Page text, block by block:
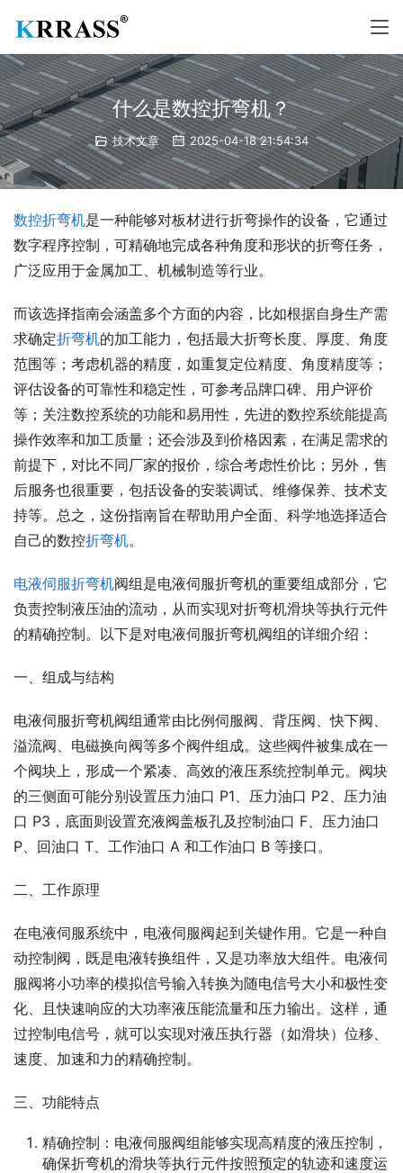
什么是数控折弯机？
技术文章 2025-04-18 21:54:34
数控折弯机是一种能够对板材进行折弯操作的设备，它通过
数字程序控制，可精确地完成各种角度和形状的折弯任务，
广泛应用于金属加工、机械制造等行业。
而该选择指南会涵盖多个方面的内容，比如根据自身生产需
求确定折弯机的加工能力，包括最大折弯长度、厚度、角度
范围等；考虑机器的精度，如重复定位精度、角度精度等；
评估设备的可靠性和稳定性，可参考品牌口碑、用户评价
等；关注数控系统的功能和易用性，先进的数控系统能提高
操作效率和加工质量；还会涉及到价格因素，在满足需求的
前提下，对比不同厂家的报价，综合考虑性价比；另外，售
后服务也很重要，包括设备的安装调试、维修保养、技术支
持等。总之，这份指南旨在帮助用户全面、科学地选择适合
自己的数控折弯机。
电液伺服折弯机阀组是电液伺服折弯机的重要组成部分，它
负责控制液压油的流动，从而实现对折弯机滑块等执行元件
的精确控制。以下是对电液伺服折弯机阀组的详细介绍：
一、组成与结构
电液伺服折弯机阀组通常由比例伺服阀、背压阀、快下阀、
溢流阀、电磁换向阀等多个阀件组成。这些阀件被集成在一
个阀块上，形成一个紧凑、高效的液压系统控制单元。阀块
的三侧面可能分别设置压力油口 P1、压力油口 P2、压力油
口 P3，底面则设置充液阀盖板孔及控制油口 F、压力油口
P、回油口 T、工作油口 A 和工作油口 B 等接口。
二、工作原理
在电液伺服系统中，电液伺服阀起到关键作用。它是一种自
动控制阀，既是电液转换组件，又是功率放大组件。电液伺
服阀将小功率的模拟信号输入转换为随电信号大小和极性变
化、且快速响应的大功率液压能流量和压力输出。这样，通
过控制电信号，就可以实现对液压执行器（如滑块）位移、
速度、加速和力的精确控制。
三、功能特点
精确控制：电液伺服阀组能够实现高精度的液压控制，
确保折弯机的滑块等执行元件按照预定的轨迹和速度运